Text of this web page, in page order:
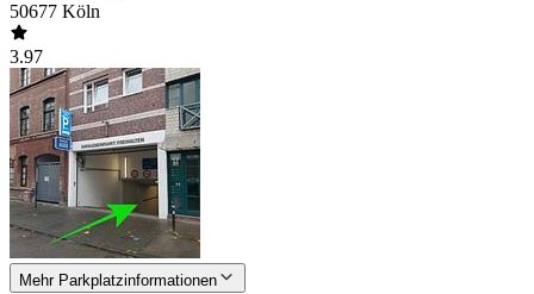
50677 Köln
3.97
Mehr Parkplatzinformationen